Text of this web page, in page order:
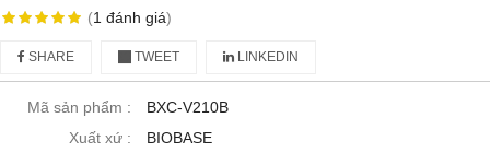
(1 đánh giá)
SHARE TWEET LINKEDIN
Mã sản phẩm :
BXC-V210B
Xuất xứ :
BIOBASE